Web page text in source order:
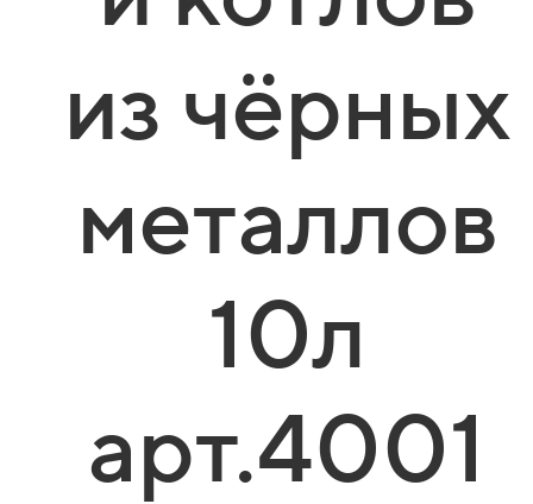
из чёрных
металлов
10л
арт.4001